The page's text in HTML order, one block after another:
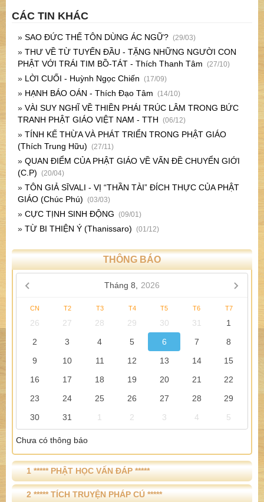
CÁC TIN KHÁC
» SAO ĐỨC THẾ TÔN DÙNG ÁC NGỮ? (29/03)
» THƯ VỀ TỪ TUYẾN ĐẦU - TẶNG NHỮNG NGƯỜI CON
PHẬT VỚI TRÁI TIM BỒ-TÁT - Thích Thanh Tâm (27/10)
» LỜI CUỐI - Huỳnh Ngọc Chiến (17/09)
» HẠNH BÁO OÁN - Thích Đạo Tâm (14/10)
» VÀI SUY NGHĨ VỀ THIỀN PHÁI TRÚC LÂM TRONG BỨC
TRANH PHẬT GIÁO VIỆT NAM - TTH (06/12)
» TÍNH KẾ THỪA VÀ PHÁT TRIỂN TRONG PHẬT GIÁO
(Thích Trung Hữu) (27/11)
» QUAN ĐIỂM CỦA PHẬT GIÁO VỀ VẤN ĐỀ CHUYỂN GIỚI
(C.P) (20/04)
» TÔN GIẢ SĪVALI - VỊ “THẦN TÀI” ĐÍCH THỰC CỦA PHẬT
GIÁO (Chúc Phú) (03/03)
» CỰC TỊNH SINH ĐỘNG (09/01)
» TỪ BI THIỆN Ý (Thanissaro) (01/12)
THÔNG BÁO
Tháng 8, 2026
CN T2 T3 T4 T5 T6 T7
26 27 28 29 30 31
1
2
3 4 5 6 7
8
9
10 11 12 13 14
15
16
17 18 19 20 21
22
23
24 25 26 27 28
29
30
31 1 2 3 4 5
Chưa có thông báo
1 ***** PHẬT HỌC VẤN ĐÁP *****
2 ***** TÍCH TRUYỆN PHÁP CÚ *****